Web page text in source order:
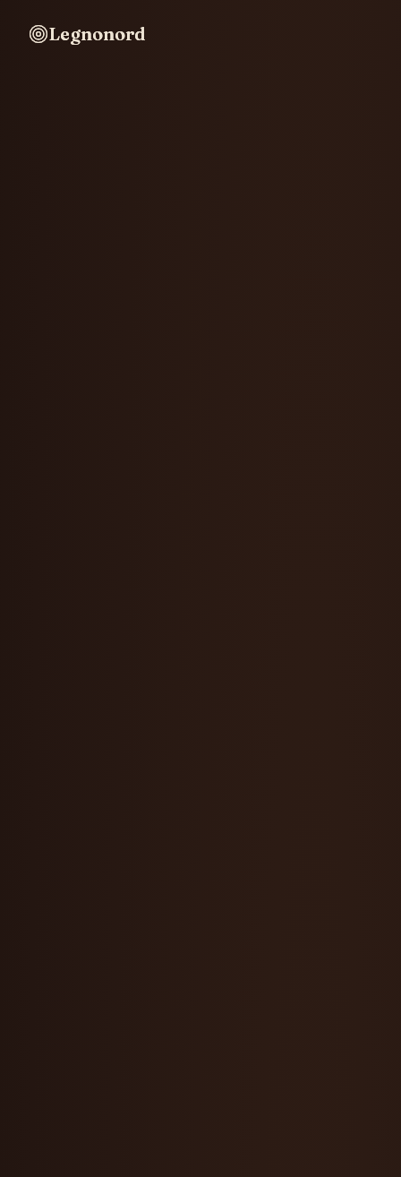
Legnonord
Legnonord